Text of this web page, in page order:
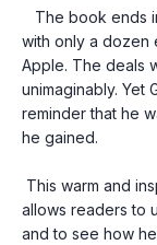
with only a dozen
Apple. The deals
unimaginably. Yet
reminder that he
he gained.
allows readers to
and to see how